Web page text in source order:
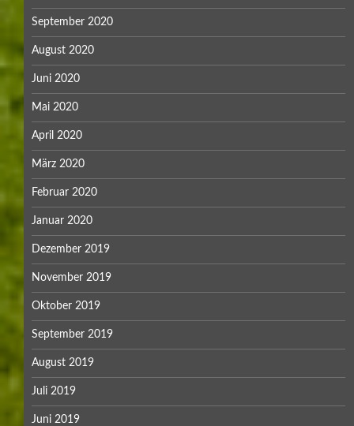
September 2020
August 2020
Juni 2020
Mai 2020
April 2020
März 2020
Februar 2020
Januar 2020
Dezember 2019
November 2019
Oktober 2019
September 2019
August 2019
Juli 2019
Juni 2019